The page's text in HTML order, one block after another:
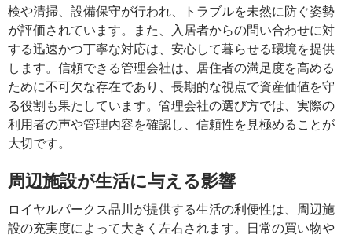
検や清掃、設備保守が行われ、トラブルを未然に防ぐ姿勢
が評価されています。また、入居者からの問い合わせに対
する迅速かつ丁寧な対応は、安心して暮らせる環境を提供
します。信頼できる管理会社は、居住者の満足度を高める
ために不可欠な存在であり、長期的な視点で資産価値を守
る役割も果たしています。管理会社の選び方では、実際の
利用者の声や管理内容を確認し、信頼性を見極めることが
大切です。
周辺施設が生活に与える影響
ロイヤルパークス品川が提供する生活の利便性は、周辺施
設の充実度によって大きく左右されます。日常の買い物や